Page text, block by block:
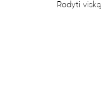
Rodyti viską